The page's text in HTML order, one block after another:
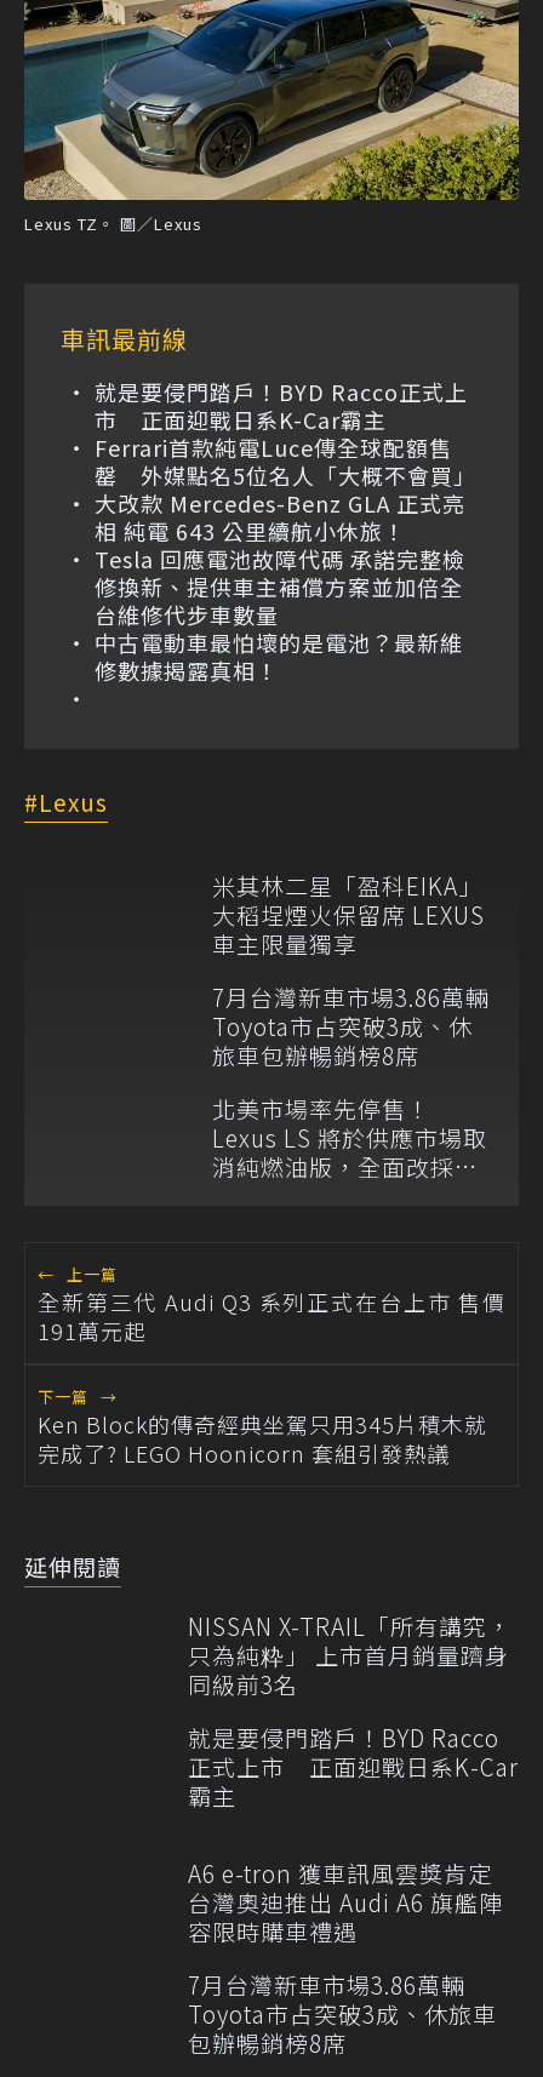
Lexus TZ。 圖／Lexus
車訊最前線
就是要侵門踏戶！BYD Racco正式上
市 正面迎戰日系K-Car霸主
Ferrari首款純電Luce傳全球配額售
罄 外媒點名5位名人「大概不會買」
大改款 Mercedes-Benz GLA 正式亮
相 純電 643 公里續航小休旅！
Tesla 回應電池故障代碼 承諾完整檢
修換新、提供車主補償方案並加倍全
台維修代步車數量
中古電動車最怕壞的是電池？最新維
修數據揭露真相！
Lexus
米其林二星「盈科EIKA」
大稻埕煙火保留席 LEXUS
車主限量獨享
7月台灣新車市場3.86萬輛
Toyota市占突破3成、休
旅車包辦暢銷榜8席
北美市場率先停售！
Lexus LS 將於供應市場取
消純燃油版，全面改採單
← 上一篇
全新第三代 Audi Q3 系列正式在台上市 售價
191萬元起
下一篇 →
Ken Block的傳奇經典坐駕只用345片積木就
完成了? LEGO Hoonicorn 套組引發熱議
延伸閱讀
NISSAN X-TRAIL「所有講究，
只為純粋」 上市首月銷量躋身
同級前3名
就是要侵門踏戶！BYD Racco
正式上市 正面迎戰日系K-Car
霸主
A6 e-tron 獲車訊風雲獎肯定
台灣奧迪推出 Audi A6 旗艦陣
容限時購車禮遇
7月台灣新車市場3.86萬輛
Toyota市占突破3成、休旅車
包辦暢銷榜8席